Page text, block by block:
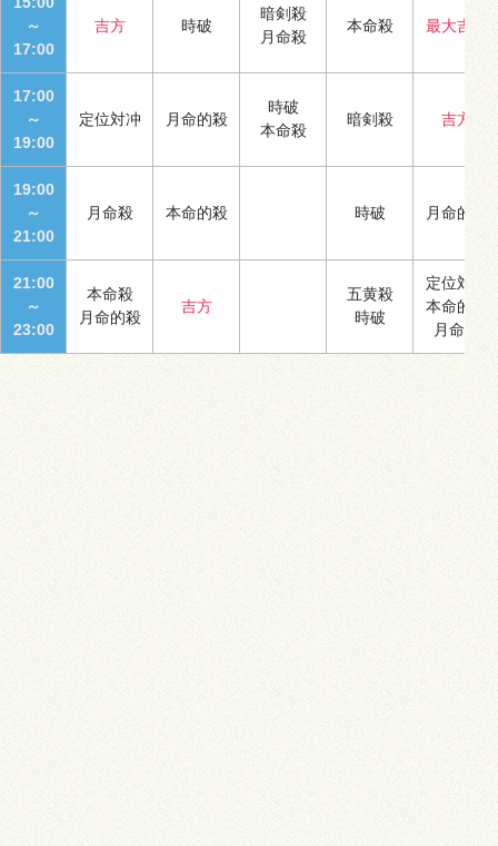
～
17:00
吉方 時破
暗剣殺
月命殺
本命殺 最大吉方
17:00
～
19:00
定位対冲 月命的殺
時破
本命殺
暗剣殺 吉方
19:00
～
21:00
月命殺 本命的殺 時破 月命的殺
21:00
～
23:00
本命殺
月命的殺
吉方
五黄殺
時破
定位対冲
本命的殺
月命殺